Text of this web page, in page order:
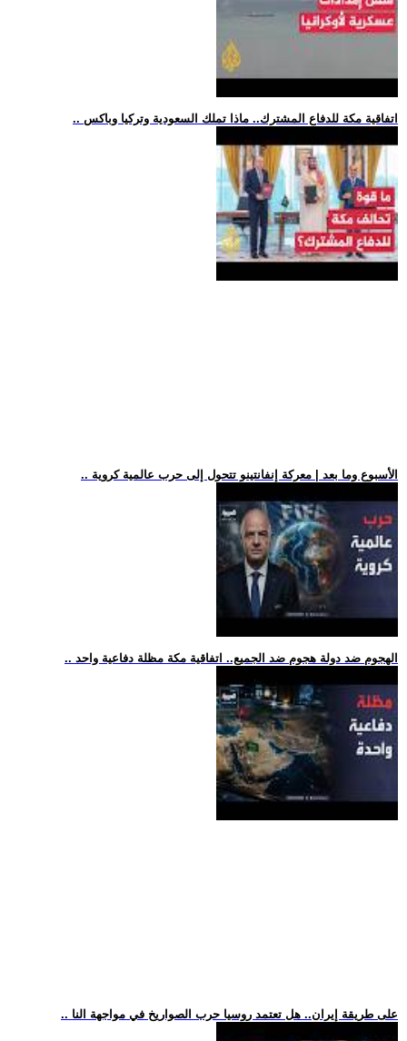
.. اتفاقية مكة للدفاع المشترك.. ماذا تملك السعودية وتركيا وباكس
.. الأسبوع وما بعد | معركة إنفانتينو تتحول إلى حرب عالمية كروية
.. الهجوم ضد دولة هجوم ضد الجميع.. اتفاقية مكة مظلة دفاعية واحد
.. على طريقة إيران.. هل تعتمد روسيا حرب الصواريخ في مواجهة النا